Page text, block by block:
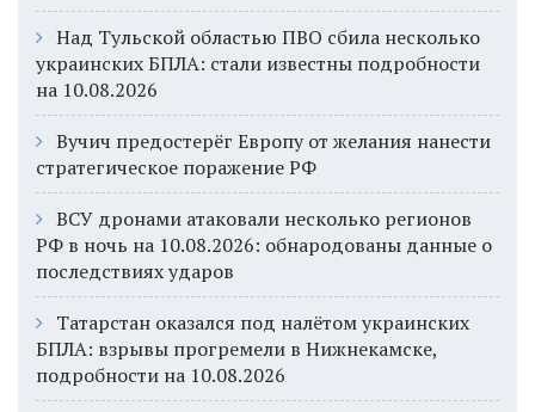
Над Тульской областью ПВО сбила несколько
украинских БПЛА: стали известны подробности
на 10.08.2026
Вучич предостерёг Европу от желания нанести
стратегическое поражение РФ
ВСУ дронами атаковали несколько регионов
РФ в ночь на 10.08.2026: обнародованы данные о
последствиях ударов
Татарстан оказался под налётом украинских
БПЛА: взрывы прогремели в Нижнекамске,
подробности на 10.08.2026